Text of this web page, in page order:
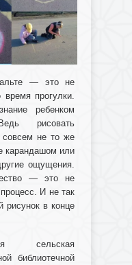
— это не
прогулки.
ребенком
рисовать
не то же
карандашом или
ощущения.
— это не
И не так
рисунок в конце
сельская
библиотечной